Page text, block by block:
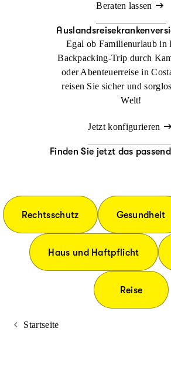
Beraten lassen
Egal ob Familienurlaub in
Backpacking-Trip durch
oder Abenteuerreise in
reisen Sie sicher und
Welt!
Jetzt konfigurieren
Finden Sie jetzt das
Rechtsschutz Gesundheit
Haus und Haftpflicht
Reise
Startseite